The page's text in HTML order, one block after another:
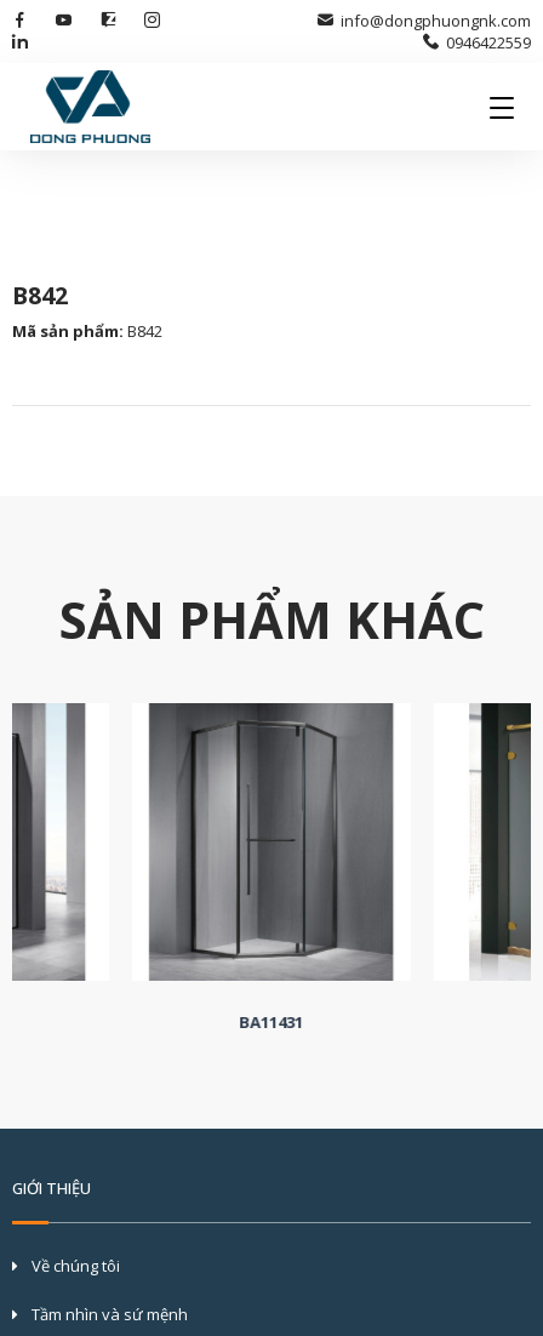
info@dongphuongnk.com
0946422559
B842
Mã sản phẩm: B842
SẢN PHẨM KHÁC
BA11431
GIỚI THIỆU
Về chúng tôi
Tầm nhìn và sứ mệnh